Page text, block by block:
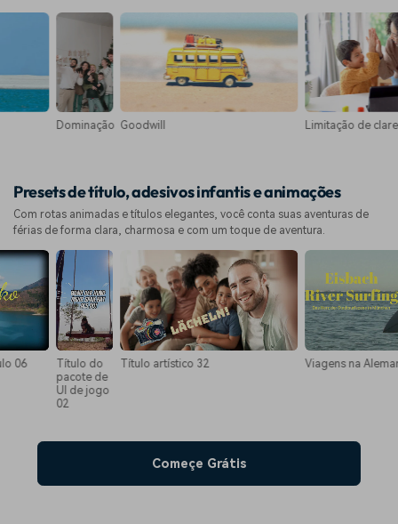
Goodwill Limitação de clareza
Presets de título, adesivos infantis e animações
Com rotas animadas e títulos elegantes, você conta suas aventuras de
férias de forma clara, charmosa e com um toque de aventura.
do
Título artístico 32 Viagens na Alemanha Título
Começe Grátis